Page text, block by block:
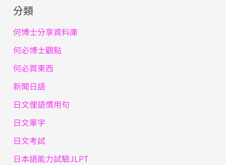
分類
何博士分享資料庫
何必博士觀點
何必買東西
新聞日語
日文俚語慣用句
日文單字
日文考試
日本語能力試驗JLPT